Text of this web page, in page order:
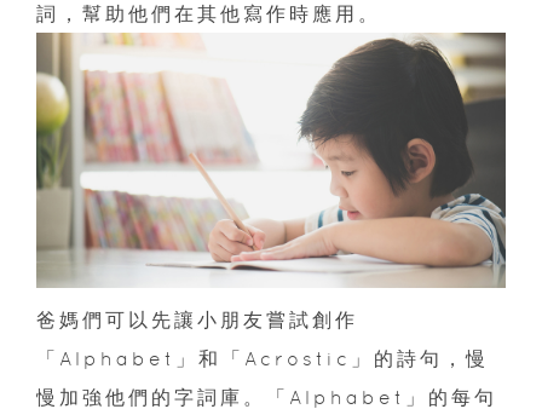
詞，幫助他們在其他寫作時應用。
爸媽們可以先讓小朋友嘗試創作
「Alphabet」和「Acrostic」的詩句，慢
慢加強他們的字詞庫。「Alphabet」的每句